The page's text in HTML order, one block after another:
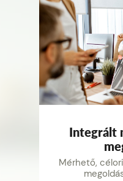
Integrált
Mérhető,